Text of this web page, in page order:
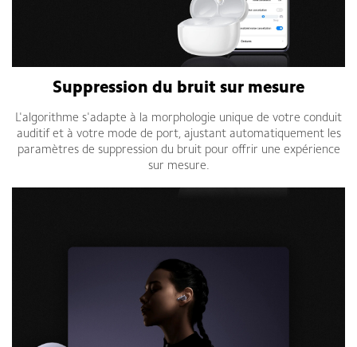
Suppression du bruit sur mesure
L'algorithme s'adapte à la morphologie unique de votre conduit
auditif et à votre mode de port, ajustant automatiquement les
paramètres de suppression du bruit pour offrir une expérience
sur mesure.